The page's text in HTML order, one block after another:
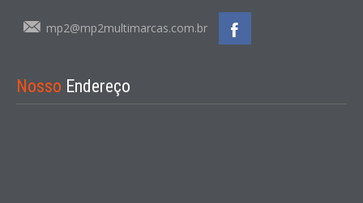
mp2@mp2multimarcas.com.br
Nosso Endereço